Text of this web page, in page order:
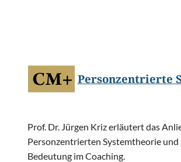
Personzentrierte
Prof. Dr. Jürgen Kriz erläutert das
Personzentrierten Systemtheorie
Bedeutung im Coaching.